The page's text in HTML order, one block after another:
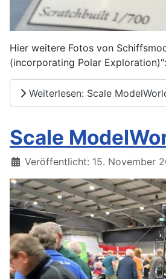
Hier weitere Fotos von
(incorporating Polar Exploration)":
Weiterlesen: Scale
Scale
Details
Veröffentlicht: 15. November